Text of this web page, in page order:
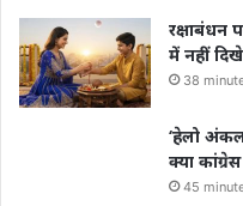
रक्षाबंधन
में नहीं
38
‘हेलो अंकल
क्या
45